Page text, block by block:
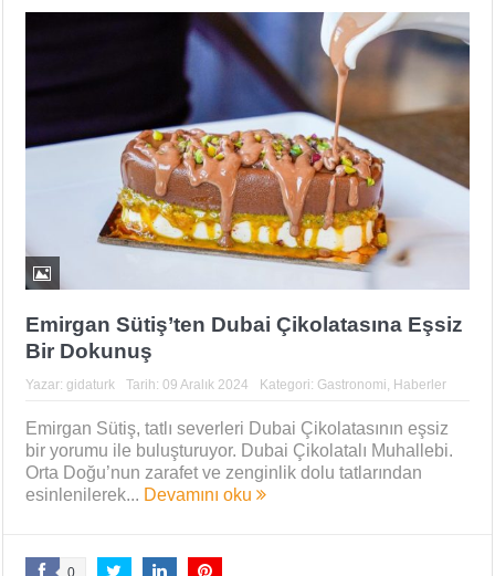
Emirgan Sütiş’ten Dubai Çikolatasına Eşsiz
Bir Dokunuş
Yazar: gidaturk Tarih: 09 Aralık 2024 Kategori: Gastronomi Haberler
Emirgan Sütiş, tatlı severleri Dubai Çikolatasının eşsiz
bir yorumu ile buluşturuyor. Dubai Çikolatalı Muhallebi.
Orta Doğu’nun zarafet ve zenginlik dolu tatlarından
esinlenilerek... Devamını oku